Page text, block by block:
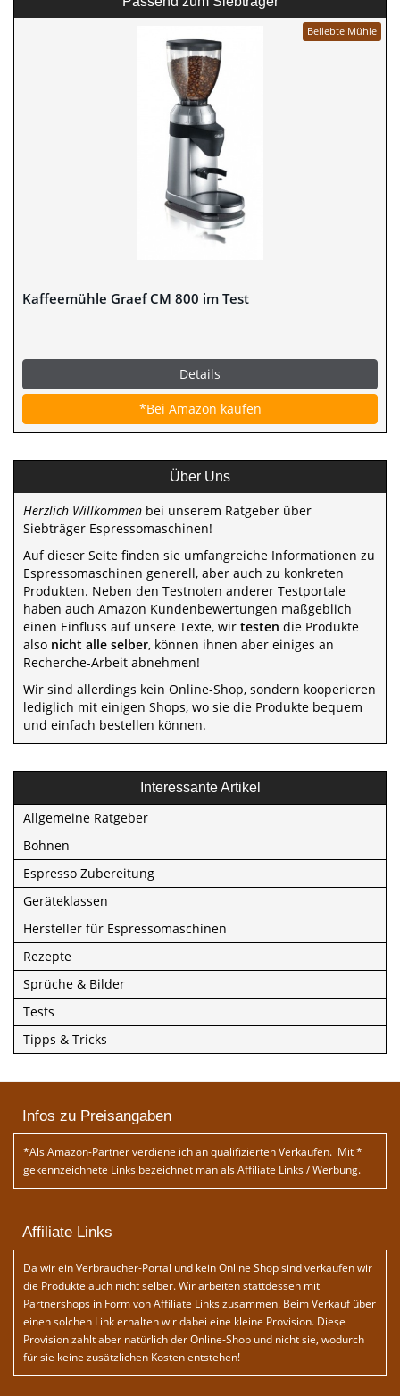
Beliebte Mühle
Kaffeemühle Graef CM 800 im Test
Details
*Bei Amazon kaufen
Über Uns
Herzlich Willkommen bei unserem Ratgeber über
Siebträger Espressomaschinen!
Auf dieser Seite finden sie umfangreiche Informationen zu
Espressomaschinen generell, aber auch zu konkreten
Produkten. Neben den Testnoten anderer Testportale
haben auch Amazon Kundenbewertungen maßgeblich
einen Einfluss auf unsere Texte, wir testen die Produkte
also nicht alle selber, können ihnen aber einiges an
Recherche-Arbeit abnehmen!
Wir sind allerdings kein Online-Shop, sondern kooperieren
lediglich mit einigen Shops, wo sie die Produkte bequem
und einfach bestellen können.
Interessante Artikel
Allgemeine Ratgeber
Bohnen
Espresso Zubereitung
Geräteklassen
Hersteller für Espressomaschinen
Rezepte
Sprüche & Bilder
Tests
Tipps & Tricks
Infos zu Preisangaben
*Als Amazon-Partner verdiene ich an qualifizierten Verkäufen. Mit *
gekennzeichnete Links bezeichnet man als Affiliate Links / Werbung.
Affiliate Links
Da wir ein Verbraucher-Portal und kein Online Shop sind verkaufen wir
die Produkte auch nicht selber. Wir arbeiten stattdessen mit
Partnershops in Form von Affiliate Links zusammen. Beim Verkauf über
einen solchen Link erhalten wir dabei eine kleine Provision. Diese
Provision zahlt aber natürlich der Online-Shop und nicht sie, wodurch
für sie keine zusätzlichen Kosten entstehen!